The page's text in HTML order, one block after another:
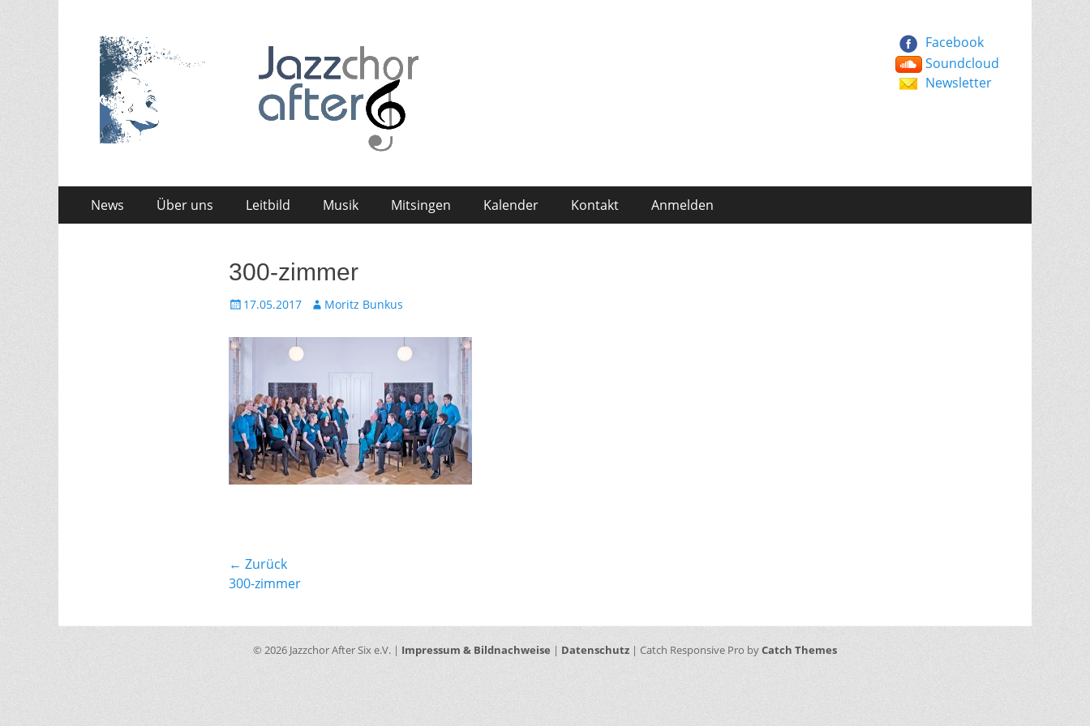
Jazzchor After Six
Facebook
Soundcloud
Newsletter
Erstes
Menü
Inhalt:
News Über uns Leitbild Musik Mitsingen Kalender Kontakt Anmelden
300-zimmer
Gepostet
17.05.2017 AutorMoritz Bunkus
Beitragsnavigation
← Zurück
Vorhergehender
300-zimmer
© 2026 Jazzchor After Six e.V. | Impressum & Bildnachweise | Datenschutz | Catch Responsive Pro byCatch Themes